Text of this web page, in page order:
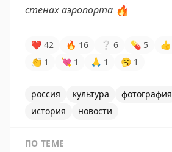
стенах аэропорта 🔥
❤ 42 🔥 16 ❔ 6 💊 5 👍
👏 1 💘 1 🙏 1 🥱 1
россия культура фотография
история
новости
ПО ТЕМЕ